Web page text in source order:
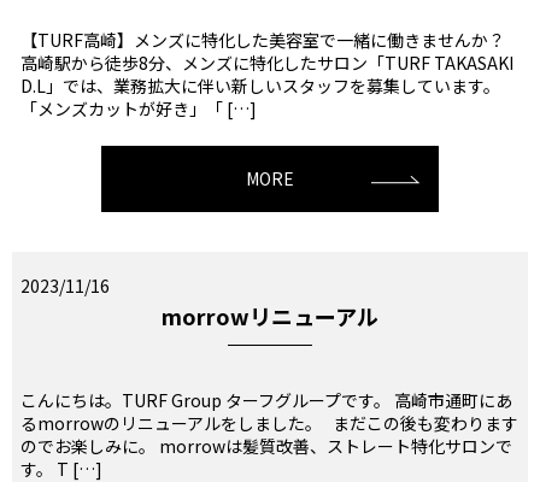
【TURF高崎】メンズに特化した美容室で一緒に働きませんか？
高崎駅から徒歩8分、メンズに特化したサロン「TURF TAKASAKI
D.L」では、業務拡大に伴い新しいスタッフを募集しています。
「メンズカットが好き」「 […]
MORE
2023/11/16
morrowリニューアル
こんにちは。TURF Group ターフグループです。 高崎市通町にあ
るmorrowのリニューアルをしました。 まだこの後も変わります
のでお楽しみに。 morrowは髪質改善、ストレート特化サロンで
す。 T […]